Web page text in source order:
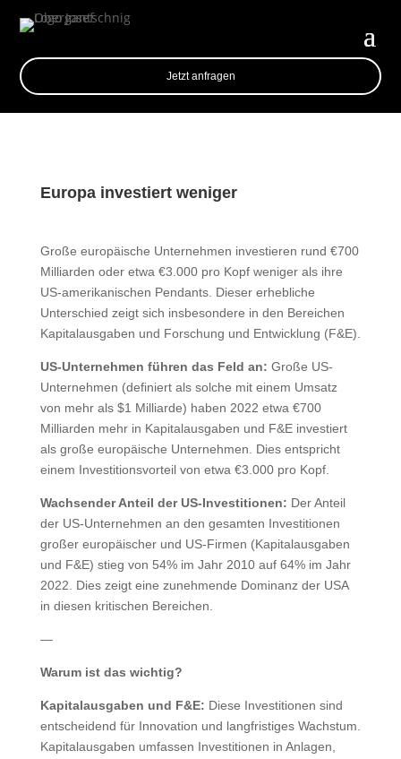
Jetzt anfragen
Europa investiert weniger
Große europäische Unternehmen investieren rund €700
Milliarden oder etwa €3.000 pro Kopf weniger als ihre
US-amerikanischen Pendants. Dieser erhebliche
Unterschied zeigt sich insbesondere in den Bereichen
Kapitalausgaben und Forschung und Entwicklung (F&E).
US-Unternehmen führen das Feld an: Große US-
Unternehmen (definiert als solche mit einem Umsatz
von mehr als $1 Milliarde) haben 2022 etwa €700
Milliarden mehr in Kapitalausgaben und F&E investiert
als große europäische Unternehmen. Dies entspricht
einem Investitionsvorteil von etwa €3.000 pro Kopf.
Wachsender Anteil der US-Investitionen: Der Anteil
der US-Unternehmen an den gesamten Investitionen
großer europäischer und US-Firmen (Kapitalausgaben
und F&E) stieg von 54% im Jahr 2010 auf 64% im Jahr
2022. Dies zeigt eine zunehmende Dominanz der USA
in diesen kritischen Bereichen.
—
Warum ist das wichtig?
Kapitalausgaben und F&E: Diese Investitionen sind
entscheidend für Innovation und langfristiges Wachstum.
Kapitalausgaben umfassen Investitionen in Anlagen,